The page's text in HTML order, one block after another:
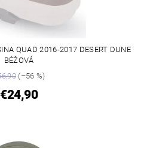
QUAD 2016-2017 DESERT DUNE
BÉŽOVÁ
(–56 %)
€24,90